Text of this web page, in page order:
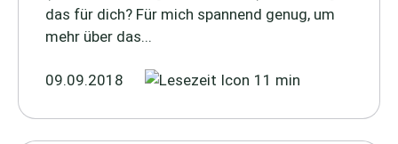
das für dich? Für mich spannend genug, um
mehr über das...
09.09.2018 11 min